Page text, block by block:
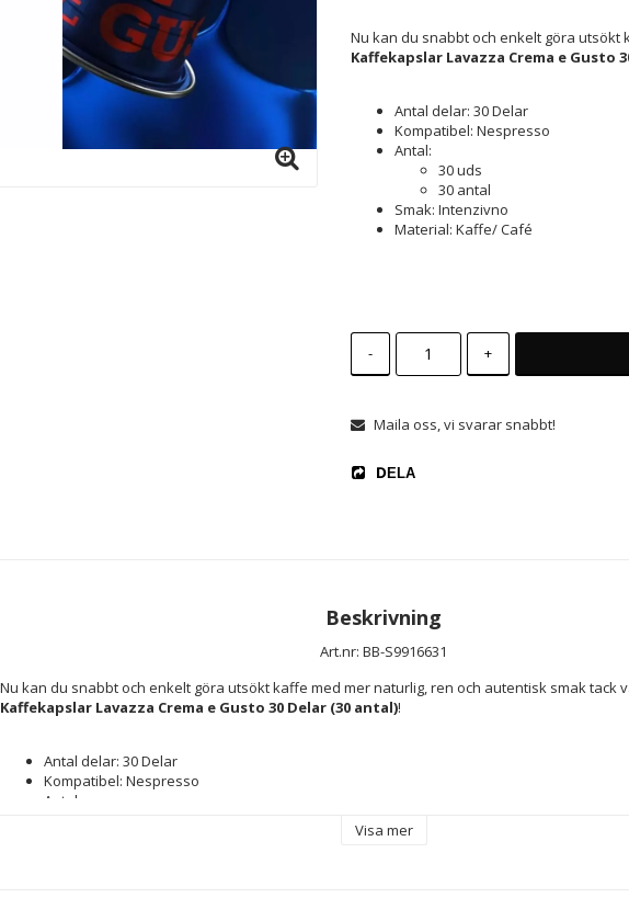
Nu kan du snabbt och enkelt göra
Kaffekapslar Lavazza Crema e Gusto
Antal delar: 30 Delar
Kompatibel: Nespresso
Antal:
30 uds
30 antal
Smak: Intenzivno
Material: Kaffe/ Café
- +
Maila oss, vi svarar snabbt!
DELA
Beskrivning
Art.nr: BB-S9916631
Kaffekapslar Lavazza Crema e Gusto 30 Delar (30 antal)!
Antal delar: 30 Delar
Kompatibel: Nespresso
Antal:
Visa mer